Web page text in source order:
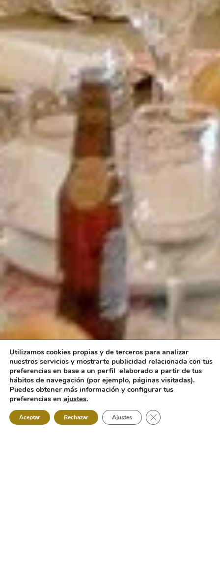
Utilizamos cookies propias y de terceros para analizar
nuestros servicios y mostrarte publicidad relacionada con tus
preferencias en base a un perfil elaborado a partir de tus
hábitos de navegación (por ejemplo, páginas visitadas).
Puedes obtener más información y configurar tus
preferencias en ajustes.
Aceptar Rechazar Ajustes Cerrar el banner de